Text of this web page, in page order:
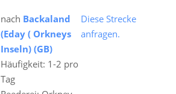
nach Backaland
(Eday ( Orkneys
Inseln) (GB)
Diese Strecke
anfragen.
Häufigkeit: 1-2 pro
Tag